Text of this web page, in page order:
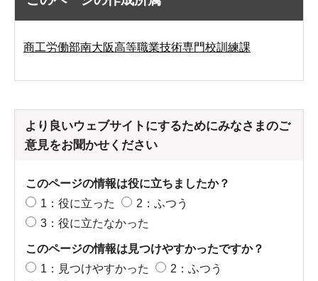
商工労働部南大阪高等職業技術専門校訓練課
より良いウェブサイトにするためにみなさまのご
意見をお聞かせください
このページの情報は役に立ちましたか？
1：役に立った
2：ふつう
3：役に立たなかった
このページの情報は見つけやすかったですか？
1：見つけやすかった
2：ふつう